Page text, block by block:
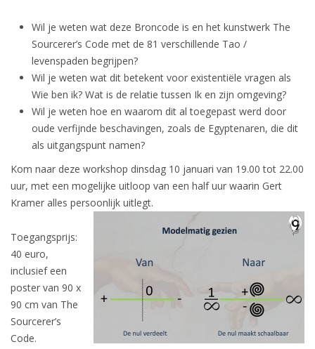
Wil je weten wat deze Broncode is en het kunstwerk The
Sourcerer’s Code met de 81 verschillende Tao /
levenspaden begrijpen?
Wil je weten wat dit betekent voor existentiële vragen als
Wie ben ik? Wat is de relatie tussen Ik en zijn omgeving?
Wil je weten hoe en waarom dit al toegepast werd door
oude verfijnde beschavingen, zoals de Egyptenaren, die dit
als uitgangspunt namen?
Kom naar deze workshop dinsdag 10 januari van 19.00 tot 22.00
uur, met een mogelijke uitloop van een half uur waarin Gert
Kramer alles persoonlijk uitlegt.
Toegangsprijs:
40 euro,
inclusief een
poster van 90 x
90 cm van The
Sourcerer’s
Code.